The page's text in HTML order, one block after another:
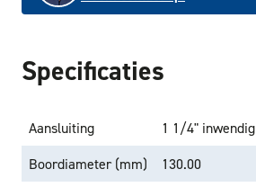
Specificaties
Aansluiting
1 1/4" inwendig
Boordiameter (mm)
130.00